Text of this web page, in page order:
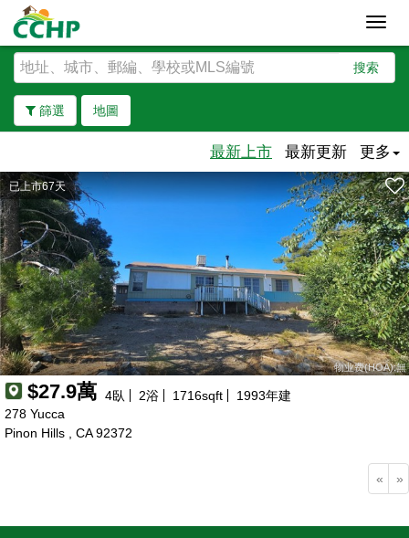
搜索
篩選 地圖
去除邊界
最新上市 最新更新 更多
已上市67天
物业费(HOA):無
$27.9萬 4臥 2浴 1716sqft 1993年建
278 Yucca
Pinon Hills , CA 92372
« »